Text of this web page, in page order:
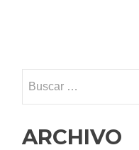
ARCHIVO